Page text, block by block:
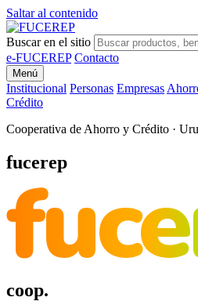
Saltar al contenido
Buscar en el sitio
e-FUCEREP Contacto
Menú
Institucional Personas Empresas
Crédito
Cooperativa de Ahorro y Crédito ·
fucerep
coop.